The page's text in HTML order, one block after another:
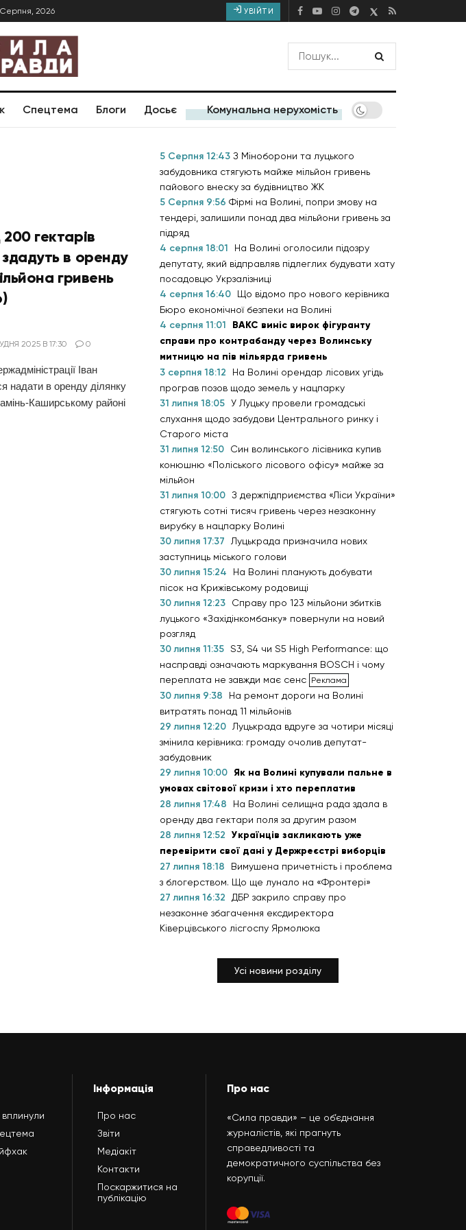
2026 УВІЙТИ
Спецтема Блоги Досьє Комунальна нерухомість
гектарів
в оренду
гривень
2025 В 17:30 0
Іван
надати в оренду ділянку
Каширському районі
5 Серпня 12:43 З Міноборони та луцького
забудовника стягують майже мільйон гривень
пайового внеску за будівництво ЖК
5 Серпня 9:56 Фірмі на Волині, попри змову на
тендері, залишили понад два мільйони гривень за
підряд
4 серпня 18:01
На Волині оголосили підозру
депутату, який відправляв підлеглих будувати хату
посадовцю Укрзалізниці
4 серпня 16:40
Що відомо про нового керівника
Бюро економічної безпеки на Волині
4 серпня 11:01
ВАКС виніс вирок фігуранту
справи про контрабанду через Волинську
митницю на пів мільярда гривень
3 серпня 18:12
На Волині орендар лісових угідь
програв позов щодо земель у нацпарку
31 липня 18:05 У Луцьку провели громадські
слухання щодо забудови Центрального ринку і
Старого міста
31 липня 12:50
Син волинського лісівника купив
конюшню «Поліського лісового офісу» майже за
мільйон
31 липня 10:00 З держпідприємства «Ліси України»
стягують сотні тисяч гривень через незаконну
вирубку в нацпарку Волині
30 липня 17:37
Луцькрада призначила нових
заступниць міського голови
30 липня 15:24
На Волині планують добувати
пісок на Крижівському родовищі
30 липня 12:23
Справу про 123 мільйони збитків
луцького «Західінкомбанку» повернули на новий
розгляд
30 липня 11:35 S3, S4 чи S5 High Performance: що
насправді означають маркування BOSCH і чому
переплата не завжди має сенс
30 липня 9:38
На ремонт дороги на Волині
витратять понад 11 мільйонів
29 липня 12:20
Луцькрада вдруге за чотири місяці
змінила керівника: громаду очолив депутат-
забудовник
29 липня 10:00 Як на Волині купували пальне в
умовах світової кризи і хто переплатив
28 липня 17:48
На Волині селищна рада здала в
оренду два гектари поля за другим разом
28 липня 12:52 Українців закликають уже
перевірити свої дані у Держреєстрі виборців
27 липня 18:18
Вимушена причетність і проблема
з блогерством. Що ще лунало на «Фронтері»
27 липня 16:32
ДБР закрило справу про
незаконне збагачення ексдиректора
Ківерцівського лісгоспу Ярмолюка
Усі новини розділу
Інформація
Про нас
Звіти
Медіакіт
Контакти
Поскаржитися на
публікацію
Про нас
«Сила правди» – це об’єднання
журналістів, які прагнуть
справедливості та
демократичного суспільства без
корупції.